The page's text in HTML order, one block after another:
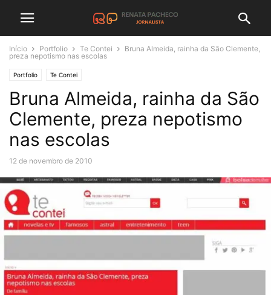
Início Portfolio Te Contei
Bruna Almeida, rainha da São Clemente,
preza nepotismo nas escolas
Portfolio Te Contei
Bruna Almeida, rainha da São
Clemente, preza nepotismo
nas escolas
12 de novembro de 2010